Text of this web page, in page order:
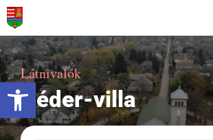
Eszköztár megnyitása
Kihagyás
Látnivalók
Héder-villa